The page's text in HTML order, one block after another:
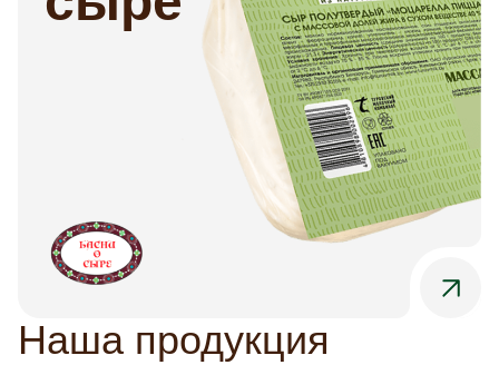
Наша продукция
Отклонить все
Сайт запоминает выбор настроек на 1 год. Через
год Сайт снова запросит Ваше согласие. Вы
можете изменить настройки файлов cookie или
отозвать согласие в любое время на этой странице
(доступна по ссылке «Выбор настроек cookies» в